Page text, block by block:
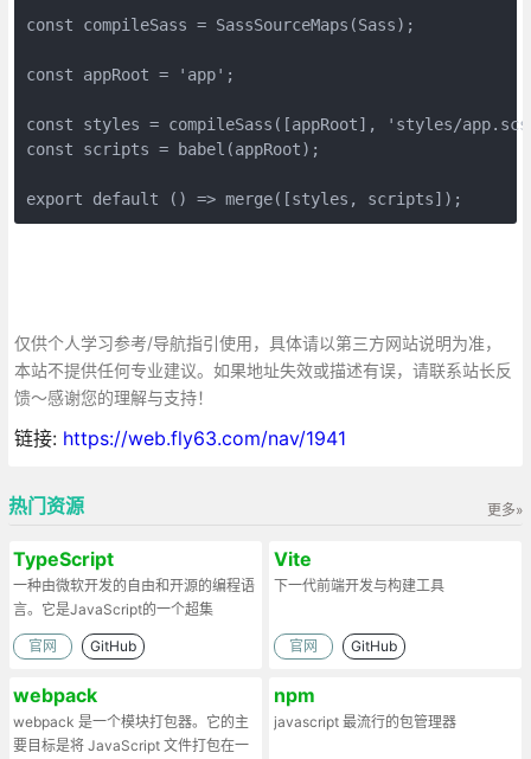
const compileSass = SassSourceMaps(Sass);
const appRoot = 'app';
const styles = compileSass([appRoot], 'styles/
const scripts = babel(appRoot);
export default () => merge([styles, scripts]);
仅供个人学习参考/导航指引使用，具体请以第三方网站说明为准，
本站不提供任何专业建议。如果地址失效或描述有误，请联系站长反
馈～感谢您的理解与支持！
链接: https://web.fly63.com/nav/1941
更多»
热门资源
TypeScript
一种由微软开发的自由和开源的编程语
言。它是JavaScript的一个超集
官网 GitHub
Vite
下一代前端开发与构建工具
官网 GitHub
webpack
webpack 是一个模块打包器。它的主
要目标是将 JavaScript 文件打包在一
npm
javascript 最流行的包管理器